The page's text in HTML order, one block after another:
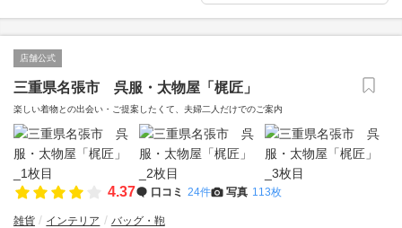
店舗公式
三重県名張市 呉服・太物屋「梶匠」
楽しい着物との出会い・ご提案したくて、夫婦二人だけでのご案内
4.37 口コミ 24件 写真 113枚
雑貨 インテリア バッグ・鞄